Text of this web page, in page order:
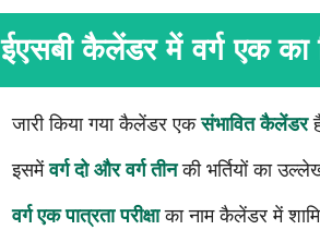
ईएसबी कैलेंडर में वर्ग एक का
जारी किया गया कैलेंडर एकसंभावित कैलेंडर
इसमेंवर्ग दो और वर्ग तीनकी भर्तियों का
वर्ग एक पात्रता परीक्षाका नाम कैलेंडर में